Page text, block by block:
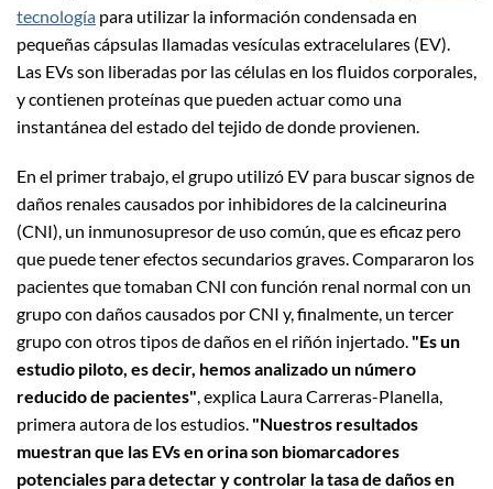
tecnología para utilizar la información condensada en
pequeñas cápsulas llamadas vesículas extracelulares (EV).
Las EVs son liberadas por las células en los fluidos corporales,
y contienen proteínas que pueden actuar como una
instantánea del estado del tejido de donde provienen.
En el primer trabajo, el grupo utilizó EV para buscar signos de
daños renales causados por inhibidores de la calcineurina
(CNI), un inmunosupresor de uso común, que es eficaz pero
que puede tener efectos secundarios graves. Compararon los
pacientes que tomaban CNI con función renal normal con un
grupo con daños causados por CNI y, finalmente, un tercer
grupo con otros tipos de daños en el riñón injertado. "Es un
estudio piloto, es decir, hemos analizado un número
reducido de pacientes", explica Laura Carreras-Planella,
primera autora de los estudios. "Nuestros resultados
muestran que las EVs en orina son biomarcadores
potenciales para detectar y controlar la tasa de daños en